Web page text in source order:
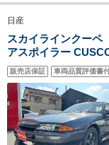
日産
スカイラインクー
アスポイラー
クリ NARDI ETC
販売店保証 車両品質評価書